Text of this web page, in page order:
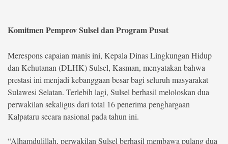
Komitmen Pemprov Sulsel dan Program Pusat
Merespons capaian manis ini, Kepala Dinas Lingkungan Hidup
dan Kehutanan (DLHK) Sulsel, Kasman, menyatakan bahwa
prestasi ini menjadi kebanggaan besar bagi seluruh masyarakat
Sulawesi Selatan. Terlebih lagi, Sulsel berhasil meloloskan dua
perwakilan sekaligus dari total 16 penerima penghargaan
Kalpataru secara nasional pada tahun ini.
“Alhamdulillah, perwakilan Sulsel berhasil membawa pulang dua